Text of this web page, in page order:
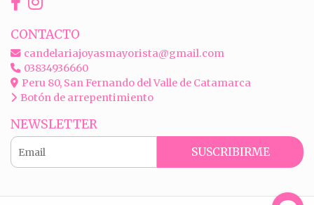
CONTACTO
candelariajoyasmayorista@gmail.com
03834936660
Peru 80, San Fernando del Valle de Catamarca
Botón de arrepentimiento
NEWSLETTER
SUSCRIBIRME